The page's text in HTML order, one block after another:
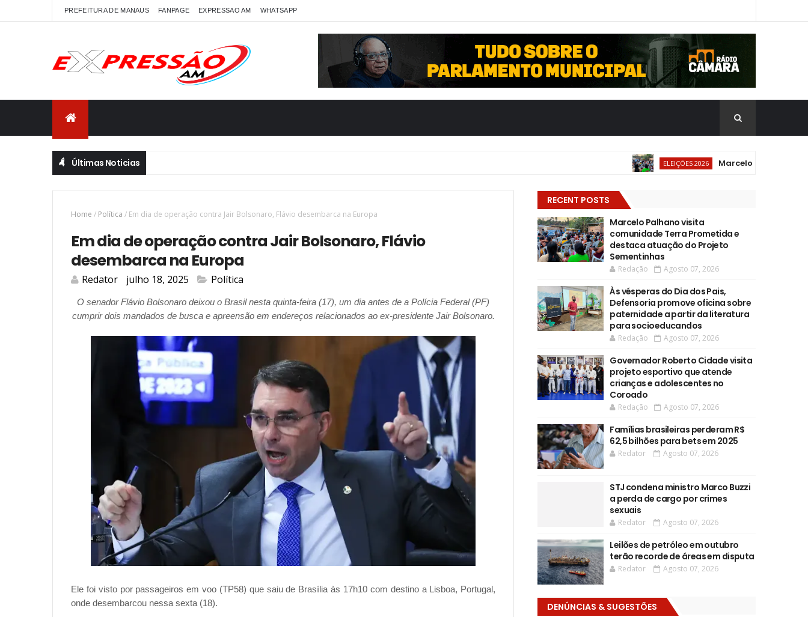
PREFEITURA DE MANAUS FANPAGE EXPRESSAO AM WHATSAPP
Últimas Noticias ELEIÇÕES 2026 Marcelo Palhano visita
Home / Política / Em dia de operação contra Jair Bolsonaro, Flávio desembarca na Europa
Em dia de operação contra Jair Bolsonaro, Flávio
desembarca na Europa
Redator julho 18, 2025 Política
O senador Flávio Bolsonaro deixou o Brasil nesta quinta-feira (17), um dia antes de a Polícia Federal (PF)
cumprir dois mandados de busca e apreensão em endereços relacionados ao ex-presidente Jair Bolsonaro.
Ele foi visto por passageiros em voo (TP58) que saiu de Brasília às 17h10 com destino a Lisboa, Portugal,
onde desembarcou nessa sexta (18).
RECENT POSTS
Marcelo Palhano visita
comunidade Terra Prometida e
destaca atuação do Projeto
Sementinhas
Redação Agosto 07, 2026
Às vésperas do Dia dos Pais,
Defensoria promove oficina sobre
paternidade a partir da literatura
para socioeducandos
Redação Agosto 07, 2026
Governador Roberto Cidade visita
projeto esportivo que atende
crianças e adolescentes no
Coroado
Redação Agosto 07, 2026
Famílias brasileiras perderam R$
62,5 bilhões para bets em 2025
Redator Agosto 07, 2026
STJ condena ministro Marco Buzzi
a perda de cargo por crimes
sexuais
Redator Agosto 07, 2026
Leilões de petróleo em outubro
terão recorde de áreas em disputa
Redator Agosto 07, 2026
DENÚNCIAS & SUGESTÕES